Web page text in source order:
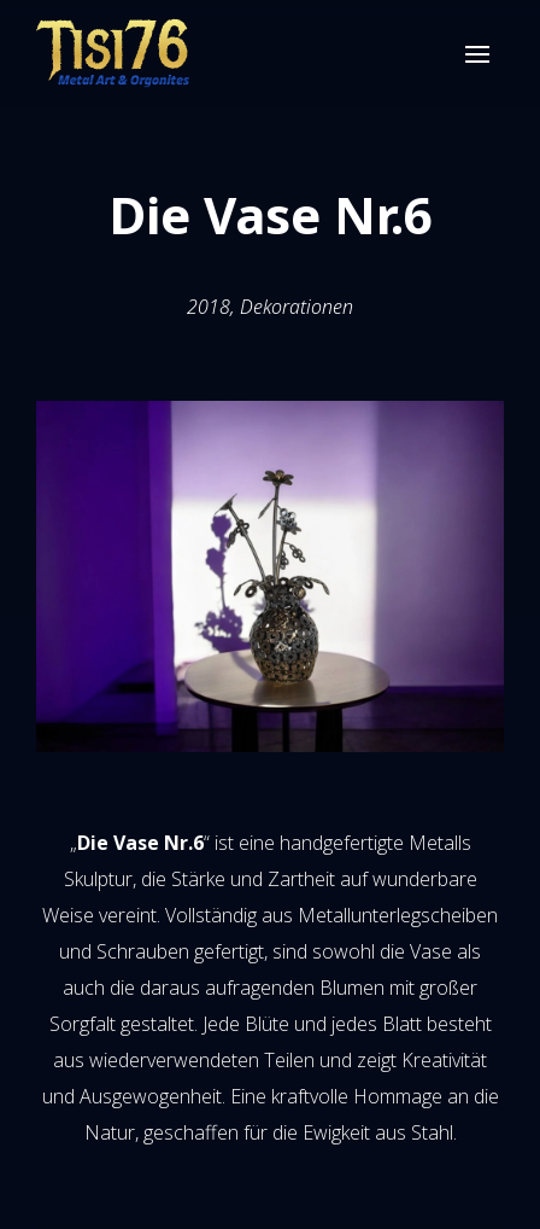
Die Vase Nr.6
2018, Dekorationen
„Die Vase Nr.6“ ist eine handgefertigte Metalls
Skulptur, die Stärke und Zartheit auf wunderbare
Weise vereint. Vollständig aus Metallunterlegscheiben
und Schrauben gefertigt, sind sowohl die Vase als
auch die daraus aufragenden Blumen mit großer
Sorgfalt gestaltet. Jede Blüte und jedes Blatt besteht
aus wiederverwendeten Teilen und zeigt Kreativität
und Ausgewogenheit. Eine kraftvolle Hommage an die
Natur, geschaffen für die Ewigkeit aus Stahl.